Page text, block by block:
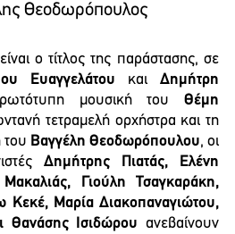
Θεοδωρόπουλος
ο τίτλος της παράστασης, σε
Ευαγγελάτου καιΔημήτρη
μουσική τουΘέμη
τετραμελή ορχήστρα και τη
Βαγγέλη Θεοδωρόπουλου, οι
Δημήτρης Πιατάς, Ελένη
Γιούλη Τσαγκαράκη,
Μαρία Διακοπαναγιώτου,
Θανάσης Ισιδώρου ανεβαίνουν